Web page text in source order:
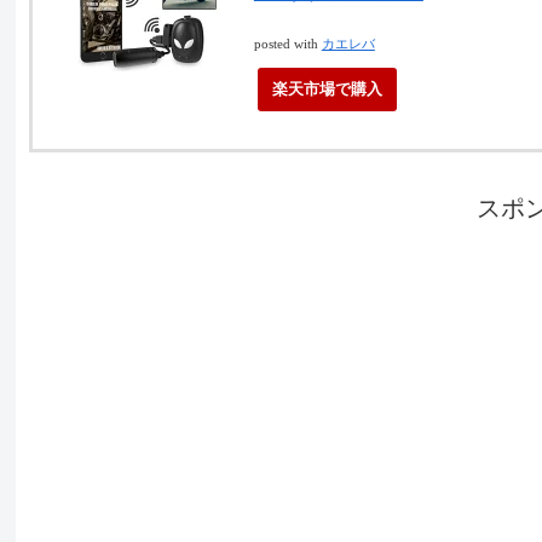
posted with カエレバ
楽天市場で購入
スポ